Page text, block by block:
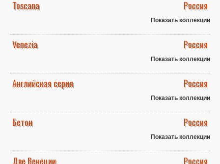
Toscana Россия
Показать коллекции
Venezia Россия
Показать коллекции
Английская серия Россия
Показать коллекции
Бетон Россия
Показать коллекции
Две Венеции Россия